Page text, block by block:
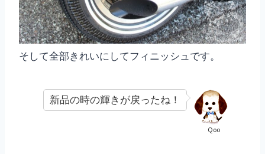
そして全部きれいにしてフィニッシュです。
Qoo
新品の時の輝きが戻ったね！